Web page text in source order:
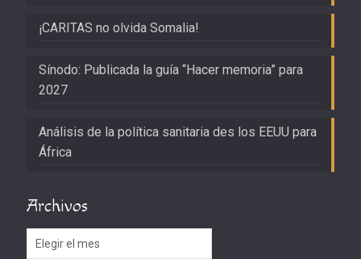
¡CARITAS no olvida Somalia!
Sínodo: Publicada la guía “Hacer memoria” para
2027
Análisis de la política sanitaria des los EEUU para
África
Archivos
Archivos